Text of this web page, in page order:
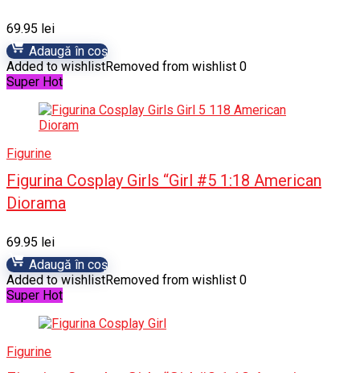
69.95 lei
Adaugă în coș
Added to wishlistRemoved from wishlist 0
Super Hot
Figurine
Figurina Cosplay Girls “Girl #5 1:18 American
Diorama
69.95 lei
Adaugă în coș
Added to wishlistRemoved from wishlist 0
Super Hot
Figurine